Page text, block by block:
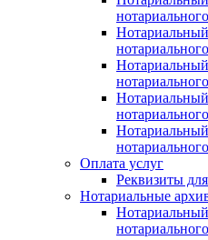
Оплата услуг
Реквизиты
Нотариальные